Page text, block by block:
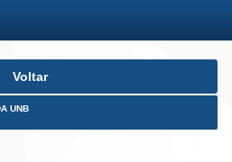
Voltar
UNB